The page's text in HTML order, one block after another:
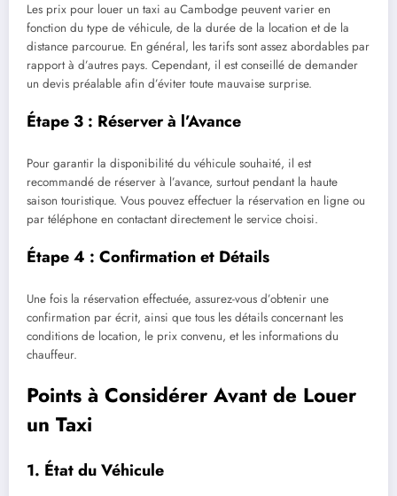
Les prix pour louer un taxi au Cambodge peuvent varier en
fonction du type de véhicule, de la durée de la location et de la
distance parcourue. En général, les tarifs sont assez abordables par
rapport à d’autres pays. Cependant, il est conseillé de demander
un devis préalable afin d’éviter toute mauvaise surprise.
Étape 3 : Réserver à l’Avance
Pour garantir la disponibilité du véhicule souhaité, il est
recommandé de réserver à l’avance, surtout pendant la haute
saison touristique. Vous pouvez effectuer la réservation en ligne ou
par téléphone en contactant directement le service choisi.
Étape 4 : Confirmation et Détails
Une fois la réservation effectuée, assurez-vous d’obtenir une
confirmation par écrit, ainsi que tous les détails concernant les
conditions de location, le prix convenu, et les informations du
chauffeur.
Points à Considérer Avant de Louer
un Taxi
1. État du Véhicule